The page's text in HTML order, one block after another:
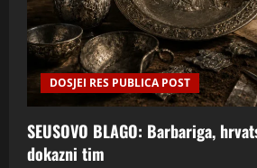
DOSJEI RES PUBLICA POST
SEUSOVO BLAGO: Barbariga,
dokazni tim